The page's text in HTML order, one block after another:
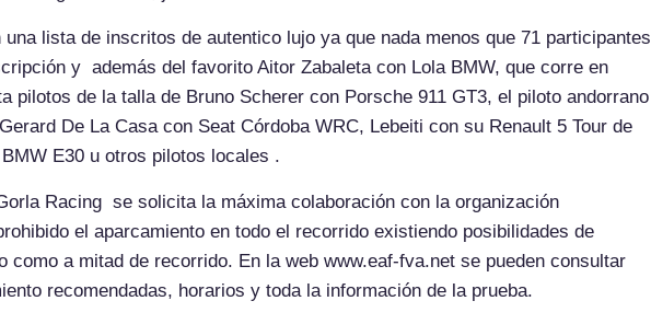
una lista de inscritos de autentico lujo ya que nada menos que 71 participantes
y además del favorito Aitor Zabaleta con Lola BMW, que corre en
pilotos de la talla de Bruno Scherer con Porsche 911 GT3, el piloto andorrano
De La Casa con Seat Córdoba WRC, Lebeiti con su Renault 5 Tour de
E30 u otros pilotos locales .
Racing se solicita la máxima colaboración con la organización
el aparcamiento en todo el recorrido existiendo posibilidades de
como a mitad de recorrido. En la web www.eaf-fva.net se pueden consultar
recomendadas, horarios y toda la información de la prueba.